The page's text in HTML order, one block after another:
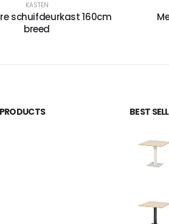
KASTEN
schuifdeurkast 160cm
breed
BEST